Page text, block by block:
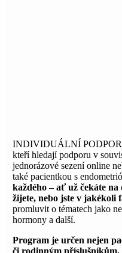
INDIVIDUÁLNÍ
kteří hledají podporu v
jednorázové sezení online
také pacientkou s
každého – ať už čekáte
žijete, nebo jste v jakékoli
promluvit o tématech jako
hormony a další.
Program je určen nejen
či rodinným